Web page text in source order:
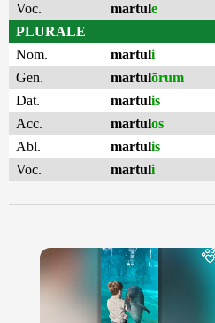
Voc.
martule
PLURALE
Nom.
martuli
Gen.
martulōrum
Dat.
martulis
Acc.
martulos
Abl.
martulis
Voc.
martuli
×